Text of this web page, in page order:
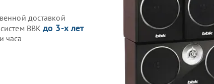
доставкой
BBKдо 3-х лет
часа